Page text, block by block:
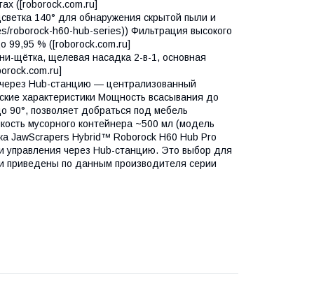
([roborock.com.ru]
140° для обнаружения скрытой пыли и
roborock-h60-hub-series)) Фильтрация высокого
99,95 % ([roborock.com.ru]
щётка, щелевая насадка 2-в-1, основная
Hub-станцию — централизованный
характеристики Мощность всасывания до
90°, позволяет добраться под мебель
мусорного контейнера ~500 мл (модель
JawScrapers Hybrid™ Roborock H60 Hub Pro
управления через Hub-станцию. Это выбор для
приведены по данным производителя серии